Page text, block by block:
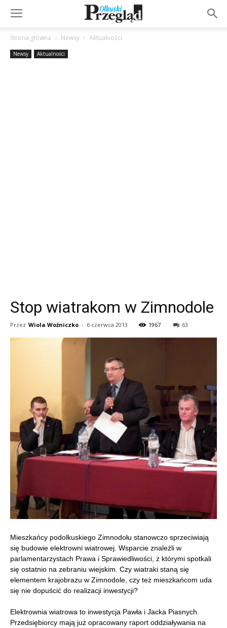
Strona główna Newsy Aktualności
Newsy Aktualności
Stop wiatrakom w Zimnodole
Przez Wiola Woźniczko - 6 czerwca 2013 1967 63
Mieszkańcy podolkuskiego Zimnodołu stanowczo sprzeciwiają
się budowie elektrowni wiatrowej. Wsparcie znaleźli w
parlamentarzystach Prawa i Sprawiedliwości, z którymi spotkali
się ostatnio na zebraniu wiejskim. Czy wiatraki staną się
elementem krajobrazu w Zimnodole, czy też mieszkańcom uda
się nie dopuścić do realizacji inwestycji?
Elektrownia wiatrowa to inwestycja Pawła i Jacka Piasnych.
Przedsiębiorcy mają już opracowany raport oddziaływania na